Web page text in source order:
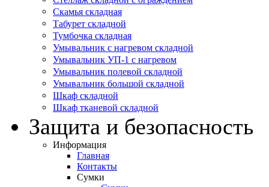
Скамья складная
Табурет складной
Тумбочка складная
Умывальник с нагревом складной
Умывальник УП-1 с нагревом
Умывальник полевой складной
Умывальник большой складной
Шкаф складной
Шкаф тканевой складной
Защита и безопасность
Информация
Главная
Контакты
Сумки